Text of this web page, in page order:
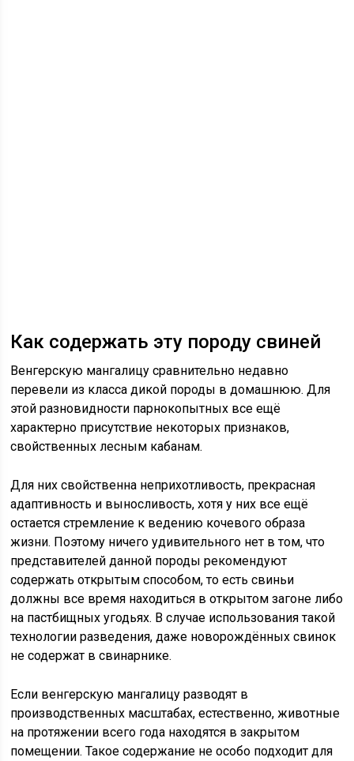
Как содержать эту породу свиней
Венгерскую мангалицу сравнительно недавно
перевели из класса дикой породы в домашнюю. Для
этой разновидности парнокопытных все ещё
характерно присутствие некоторых признаков,
свойственных лесным кабанам.
Для них свойственна неприхотливость, прекрасная
адаптивность и выносливость, хотя у них все ещё
остается стремление к ведению кочевого образа
жизни. Поэтому ничего удивительного нет в том, что
представителей данной породы рекомендуют
содержать открытым способом, то есть свиньи
должны все время находиться в открытом загоне либо
на пастбищных угодьях. В случае использования такой
технологии разведения, даже новорождённых свинок
не содержат в свинарнике.
Если венгерскую мангалицу разводят в
производственных масштабах, естественно, животные
на протяжении всего года находятся в закрытом
помещении. Такое содержание не особо подходит для